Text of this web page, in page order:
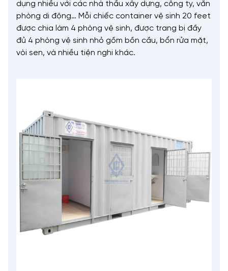
dụng nhiều với các nhà thầu xây dựng, công ty, văn
phòng di động… Mỗi chiếc container vệ sinh 20 feet
được chia làm 4 phòng vệ sinh, được trang bị đầy
đủ 4 phòng vệ sinh nhỏ gồm bồn cầu, bổn rửa mặt,
vòi sen, và nhiều tiện nghi khác.